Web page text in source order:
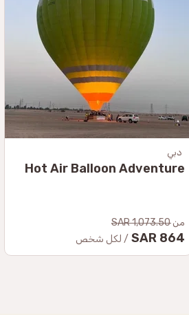
دبي
Hot Air Balloon Adventure
من1,073.50 SAR
864 SAR / لكل شخص